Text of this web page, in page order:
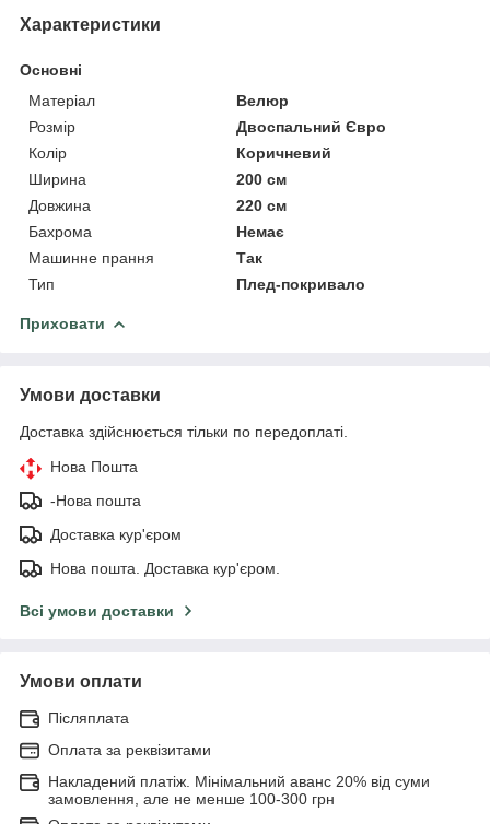
Характеристики
Основні
Матеріал
Велюр
Розмір
Двоспальний Євро
Колір
Коричневий
Ширина
200 см
Довжина
220 см
Бахрома
Немає
Машинне прання
Так
Тип
Плед-покривало
Приховати
Умови доставки
Доставка здійснюється тільки по передоплаті.
Нова Пошта
-Нова пошта
Доставка кур'єром
Нова пошта. Доставка кур'єром.
Всі умови доставки
Умови оплати
Післяплата
Оплата за реквізитами
Накладений платіж. Мінімальний аванс 20% від суми
замовлення, але не менше 100-300 грн